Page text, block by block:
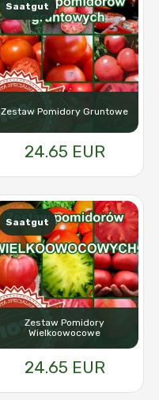
Saatgut
Zestaw Pomidory Gruntowe
24.65 EUR
Saatgut
Zestaw Pomidory
Wielkoowocowe
24.65 EUR